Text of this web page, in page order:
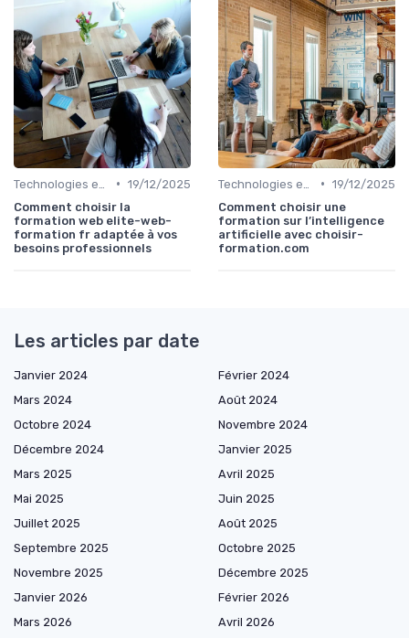
• 19/12/2025
Comment choisir la
formation web elite-web-
formation fr adaptée à vos
besoins professionnels
• 19/12/2025
Comment choisir une
formation sur l’intelligence
artificielle avec choisir-
formation.com
Les articles par date
Janvier 2024
Février 2024
Mars 2024
Août 2024
Octobre 2024
Novembre 2024
Décembre 2024
Janvier 2025
Mars 2025
Avril 2025
Mai 2025
Juin 2025
Juillet 2025
Août 2025
Septembre 2025
Octobre 2025
Novembre 2025
Décembre 2025
Janvier 2026
Février 2026
Mars 2026
Avril 2026